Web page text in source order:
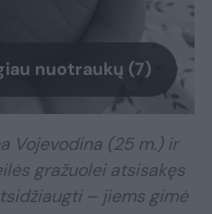
nuotraukų (7)
Vojevodina (25 m.) ir
gražuolei atsisakęs
– jiems gimė